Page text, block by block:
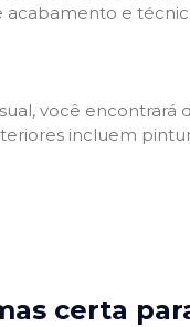
acabamento e
você
incluem
certa